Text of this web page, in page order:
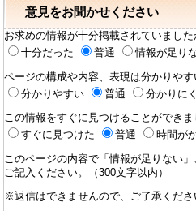
意見をお聞かせください
お求めの情報が十分掲載されていました
十分だった
普通 情報が足り
ページの構成や内容、表現は分かりやす
分かりやすい
普通 分かりに
この情報をすぐに見つけることができま
すぐに見つけた
普通 時間が
このページの内容で「情報が足りない
ご記入ください。（300文字以内）
※返信はできませんので、ご了承くださ